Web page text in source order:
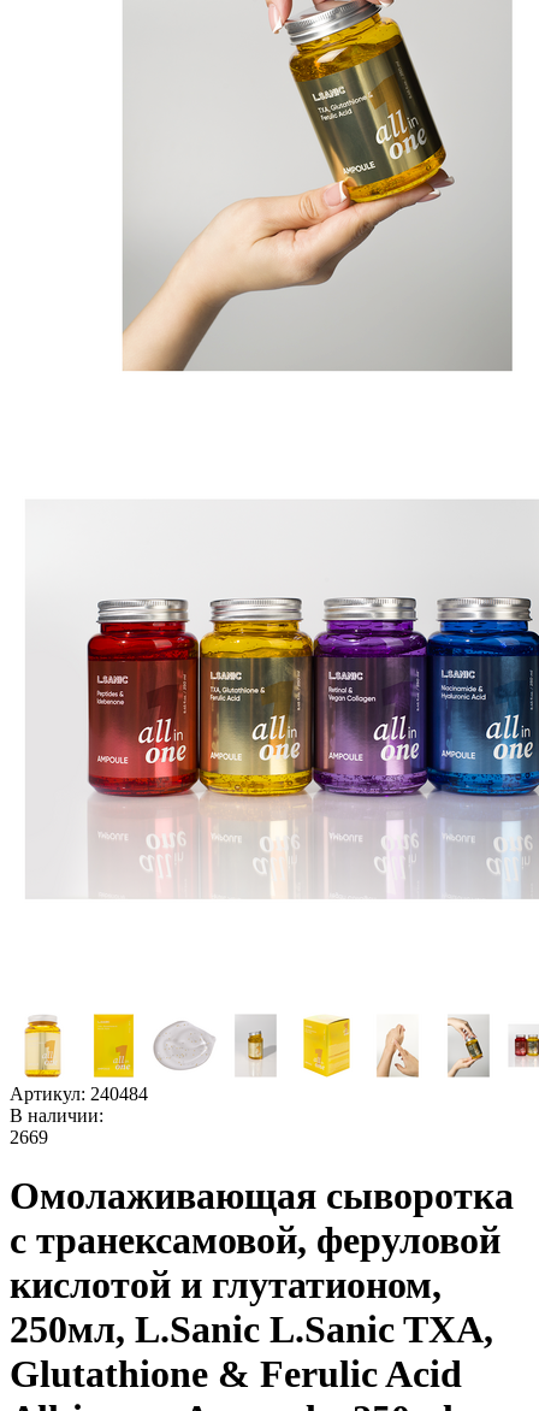
Артикул: 240484
В наличии:
2669
Омолаживающая сыворотка
с транексамовой, феруловой
кислотой и глутатионом,
250мл, L.Sanic L.Sanic TXA,
Glutathione & Ferulic Acid